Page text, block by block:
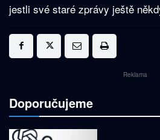
jestli své staré zprávy ještě
Reklama
Doporučujeme